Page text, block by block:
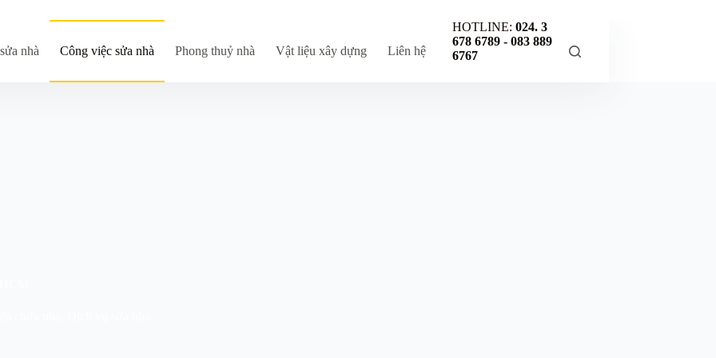
nhà Công việc sửa nhà Phong thuỷ nhà Vật liệu xây dựng Liên hệ
HOTLINE:024. 3
678 6789 -083 889
6767